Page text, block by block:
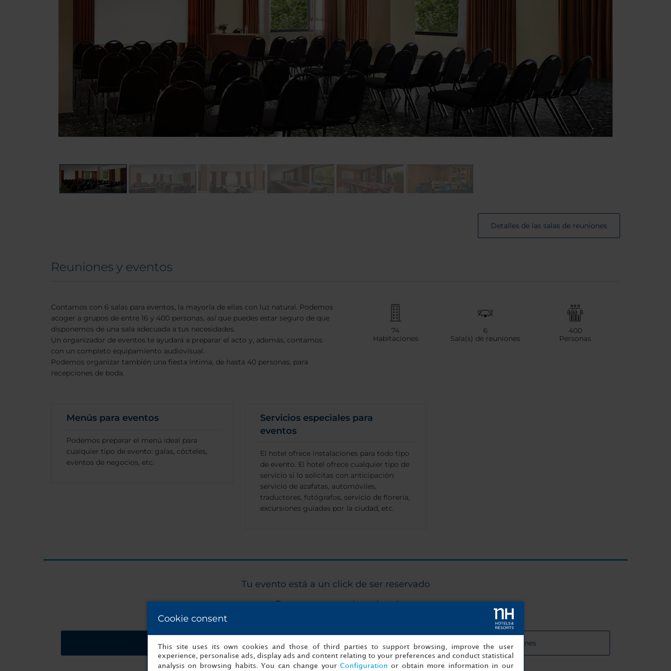
Detalles de las salas de reuniones
Reuniones y eventos
Contamos con 6 salas para eventos, la mayoría de ellas con luz natural. Podemos
acoger a grupos de entre 16 y 400 personas, así que puedes estar seguro de que
disponemos de una sala adecuada a tus necesidades.
Un organizador de eventos te ayudará a preparar el acto y, además, contamos
con un completo equipamiento audiovisual.
Podemos organizar también una fiesta íntima, de hasta 40 personas, para
recepciones de boda.
74
Habitaciones
6
Sala(s) de reuniones
400
Personas
Menús para eventos
Podemos preparar el menú ideal para
cualquier tipo de evento: galas, cócteles,
eventos de negocios, etc.
Servicios especiales para
eventos
El hotel ofrece instalaciones para todo tipo
de evento. El hotel ofrece cualquier tipo de
servicio si lo solicitas con anticipación:
servicio de azafatas, automóviles,
traductores, fotógrafos, servicio de floreria,
excursiones guiadas por la ciudad, etc.
Tu evento está a un click de ser reservado
¡Empezar a organizar ahora!
Solicitar presupuesto Detalles de las salas de reuniones
Cookie consent
This site uses its own cookies and those of third parties to support browsing, improve the user
experience, personalise ads, display ads and content relating to your preferences and conduct statistical
analysis on browsing habits. You can change your Configuration or obtain more information in our